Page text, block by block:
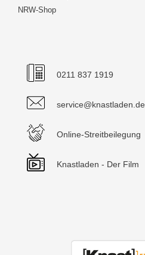
NRW-Shop
0211 837 1919
service@knastladen.de
Online-Streitbeilegung
Knastladen - Der Film